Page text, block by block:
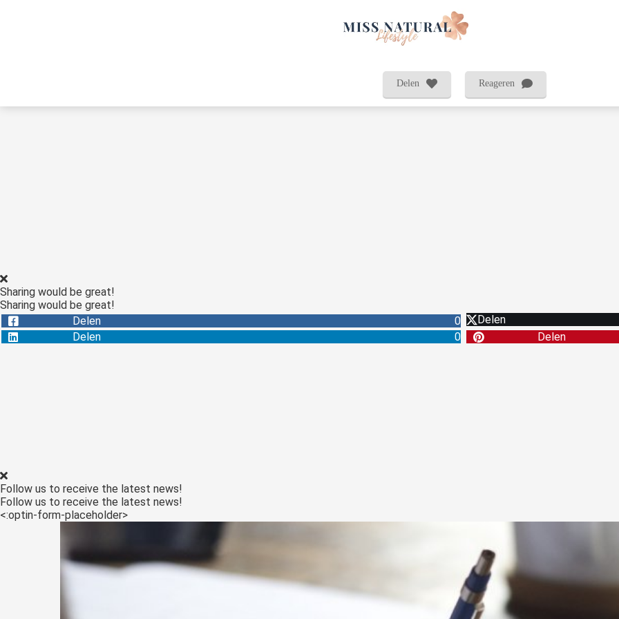
Delen Reageren
Sharing would be great!
Sharing would be great!
Delen
0
Delen
Delen
0 Delen
Follow us to receive the latest news!
Follow us to receive the latest news!
<:optin-form-placeholder>